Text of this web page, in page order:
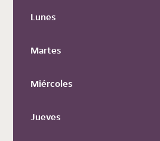
Lunes
Martes
Miércoles
Jueves